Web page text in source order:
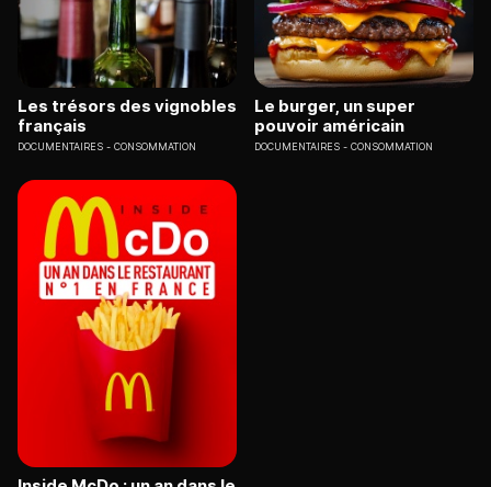
Les trésors des vignobles
français
DOCUMENTAIRES CONSOMMATION
Le burger, un super
pouvoir américain
DOCUMENTAIRES CONSOMMATION